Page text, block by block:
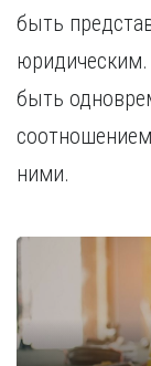
быть
юридическим.
быть
ними.